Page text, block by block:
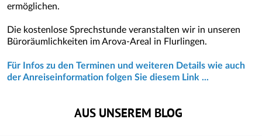
ermöglichen.
Die kostenlose Sprechstunde veranstalten wir in unseren
Büroräumlichkeiten im Arova-Areal in Flurlingen.
Für Infos zu den Terminen und weiteren Details wie auch
der Anreiseinformation folgen Sie diesem Link ...
AUS UNSEREM BLOG